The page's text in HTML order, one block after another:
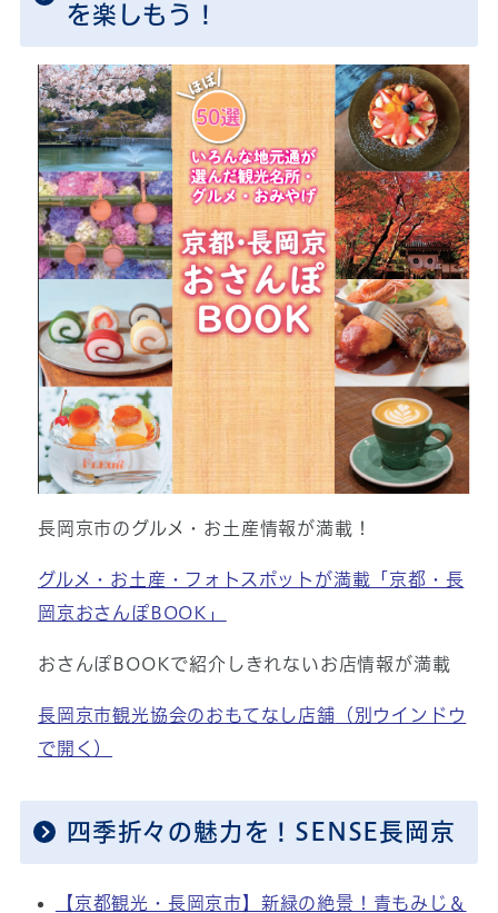
を楽しもう！
長岡京市のグルメ・お土産情報が満載！
グルメ・お土産・フォトスポットが満載「京都・長
岡京おさんぽBOOK」
おさんぽBOOKで紹介しきれないお店情報が満載
長岡京市観光協会のおもてなし店舗 （別ウインドウ
で開く）
四季折々の魅力を！SENSE長岡京
【京都観光・長岡京市】新緑の絶景！青もみじ＆